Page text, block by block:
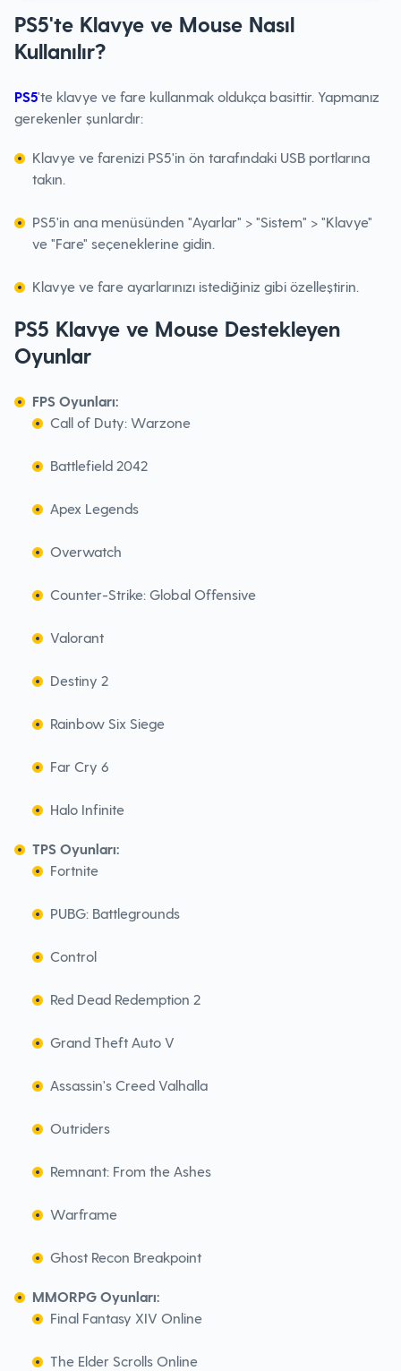
PS5'te Klavye ve Mouse Nasıl
Kullanılır?
PS5'te klavye ve fare kullanmak oldukça basittir. Yapmanız
gerekenler şunlardır:
Klavye ve farenizi PS5'in ön tarafındaki USB portlarına
takın.
PS5'in ana menüsünden "Ayarlar" > "Sistem" > "Klavye"
ve "Fare" seçeneklerine gidin.
Klavye ve fare ayarlarınızı istediğiniz gibi özelleştirin.
PS5 Klavye ve Mouse Destekleyen
Oyunlar
FPS Oyunları:
Call of Duty: Warzone
Battlefield 2042
Apex Legends
Overwatch
Counter-Strike: Global Offensive
Valorant
Destiny 2
Rainbow Six Siege
Far Cry 6
Halo Infinite
TPS Oyunları:
Fortnite
PUBG: Battlegrounds
Control
Red Dead Redemption 2
Grand Theft Auto V
Assassin's Creed Valhalla
Outriders
Remnant: From the Ashes
Warframe
Ghost Recon Breakpoint
MMORPG Oyunları:
Final Fantasy XIV Online
The Elder Scrolls Online